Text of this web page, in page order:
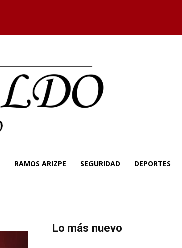
RAMOS ARIZPE SEGURIDAD DEPORTES
Lo más nuevo